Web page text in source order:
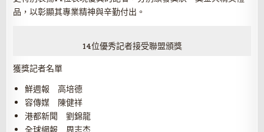
品，以彰顯其專業精神與辛勤付出。
14位優秀記者接受聯盟頒獎
獲獎記者名單
鮮週報 高培德
容傳媒 陳健祥
港都新聞 劉錦龍